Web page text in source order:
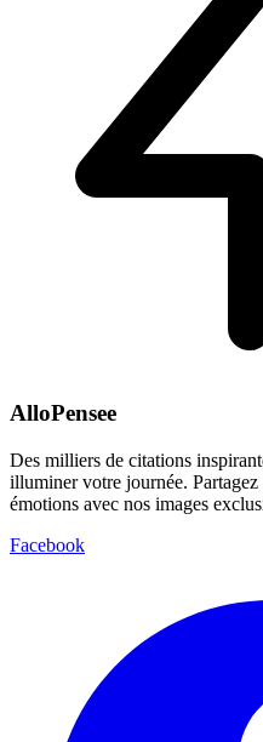
AlloPensee
Des milliers de citations
illuminer votre journée. Partagez
émotions avec nos images
Facebook